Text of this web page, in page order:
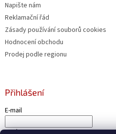
Napište nám
Reklamační řád
Zásady používání souborů cookies
Hodnocení obchodu
Prodej podle regionu
Přihlášení
E-mail